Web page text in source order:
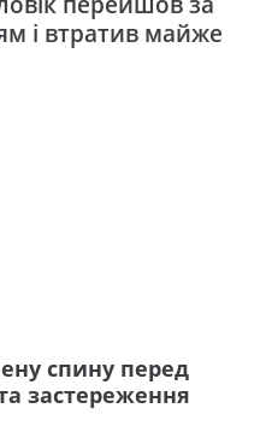
і втратив майже
спину перед
застереження